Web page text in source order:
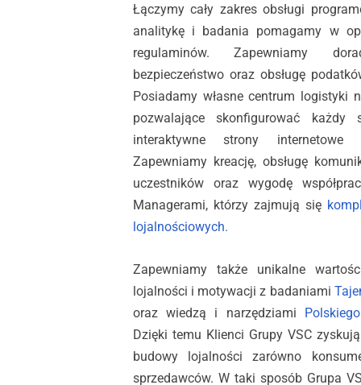
Łączymy cały zakres obsługi
analitykę i badania pomagamy w
regulaminów. Zapewniamy
bezpieczeństwo oraz obsługę
Posiadamy własne centrum logistyki
pozwalające skonfigurować każdy
interaktywne strony
Zapewniamy kreację, obsługę
uczestników oraz wygodę
Managerami, którzy zajmują się
lojalnościowych.
Zapewniamy także unikalne
lojalności i motywacji z badaniami
oraz wiedzą i narzędziami
Dzięki temu Klienci Grupy VSC
budowy lojalności zarówno
sprzedawców. W taki sposób Grupa